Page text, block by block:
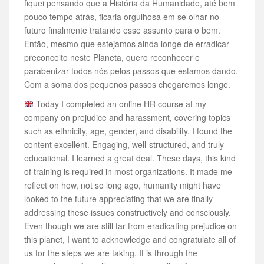
fiquei pensando que a História da Humanidade, até bem
pouco tempo atrás, ficaria orgulhosa em se olhar no
futuro finalmente tratando esse assunto para o bem.
Então, mesmo que estejamos ainda longe de erradicar
preconceito neste Planeta, quero reconhecer e
parabenizar todos nós pelos passos que estamos dando.
Com a soma dos pequenos passos chegaremos longe.
Today I completed an online HR course at my
company on prejudice and harassment, covering topics
such as ethnicity, age, gender, and disability. I found the
content excellent. Engaging, well-structured, and truly
educational. I learned a great deal. These days, this kind
of training is required in most organizations. It made me
reflect on how, not so long ago, humanity might have
looked to the future appreciating that we are finally
addressing these issues constructively and consciously.
Even though we are still far from eradicating prejudice on
this planet, I want to acknowledge and congratulate all of
us for the steps we are taking. It is through the